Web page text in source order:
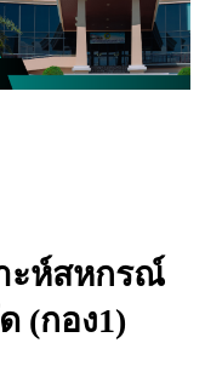
ะห์สหกรณ์
(กอง1)